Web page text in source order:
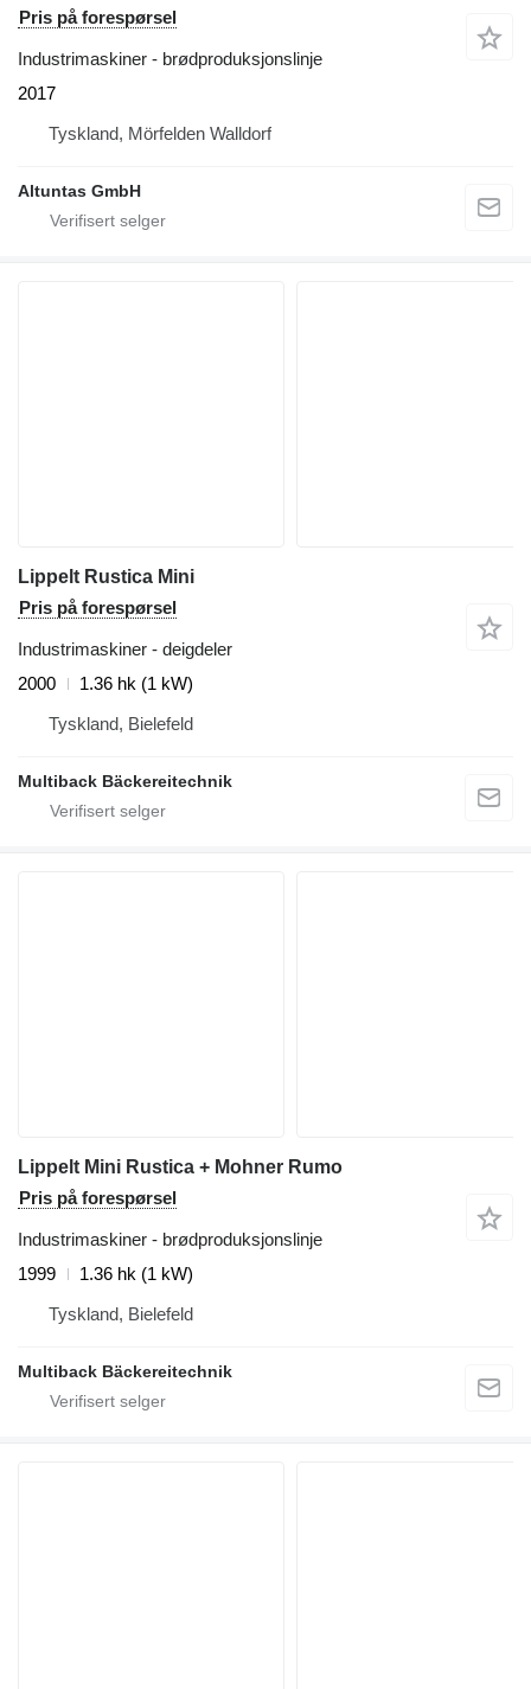
Pris på forespørsel
Industrimaskiner - brødproduksjonslinje
2017
Tyskland, Mörfelden Walldorf
Altuntas GmbH
Lippelt Rustica Mini
Pris på forespørsel
Industrimaskiner - deigdeler
2000
1.36 hk (1 kW)
Tyskland, Bielefeld
Multiback Bäckereitechnik
Lippelt Mini Rustica + Mohner Rumo
Pris på forespørsel
Industrimaskiner - brødproduksjonslinje
1999
1.36 hk (1 kW)
Tyskland, Bielefeld
Multiback Bäckereitechnik